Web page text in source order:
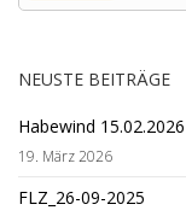
NEUSTE BEITRÄGE
Habewind 15.02.2026
19. März 2026
FLZ_26-09-2025